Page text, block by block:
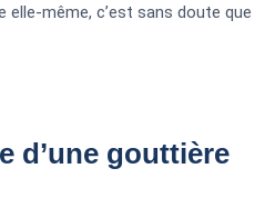
même, c’est sans doute que
d’une gouttière